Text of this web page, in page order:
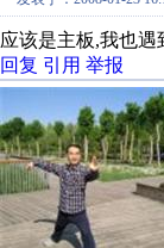
应该是主板,我也
回复 引用 举报